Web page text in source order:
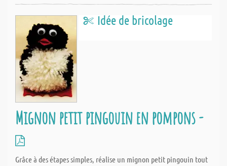
Idée de bricolage
Mignon petit pingouin en pompons -
Grâce à des étapes simples, réalise un mignon petit pingouin tout